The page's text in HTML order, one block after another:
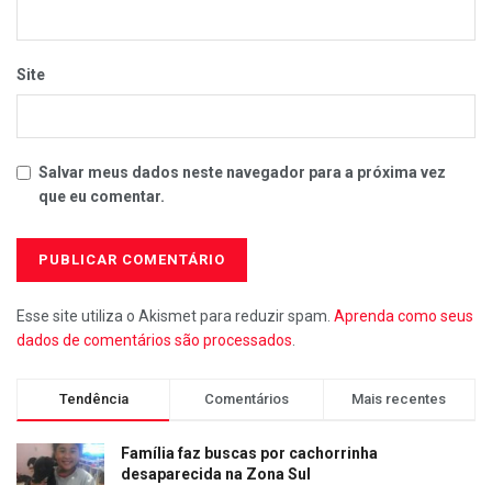
Site
Salvar meus dados neste navegador para a próxima vez
que eu comentar.
Esse site utiliza o Akismet para reduzir spam. Aprenda como seus
dados de comentários são processados
Tendência Comentários Mais recentes
Família faz buscas por cachorrinha
desaparecida na Zona Sul